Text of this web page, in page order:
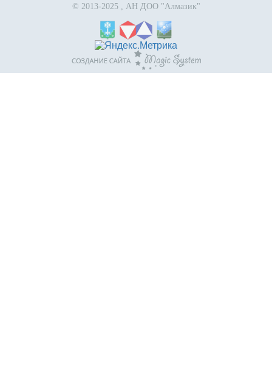
© 2013-2025 , АН ДОО "Алмазик"